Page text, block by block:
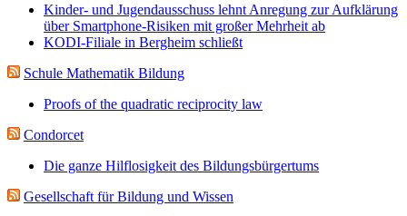
Kinder- und Jugendausschuss lehnt Anregung zur Aufklärung
über Smartphone-Risiken mit großer Mehrheit ab
KODI-Filiale in Bergheim schließt
Schule Mathematik Bildung
Proofs of the quadratic reciprocity law
Condorcet
Die ganze Hilflosigkeit des Bildungsbürgertums
Gesellschaft für Bildung und Wissen